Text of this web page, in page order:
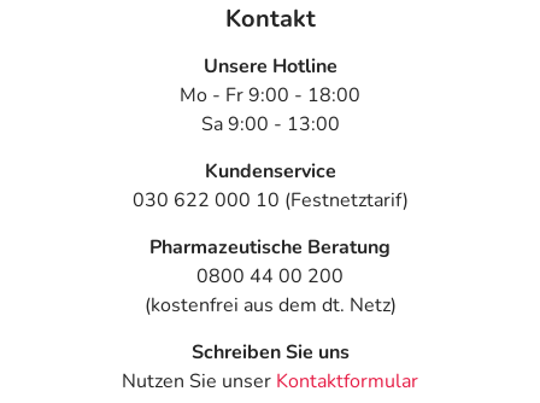
Kontakt
Unsere Hotline
Mo - Fr 9:00 - 18:00
Sa 9:00 - 13:00
Kundenservice
030 622 000 10 (Festnetztarif)
Pharmazeutische Beratung
0800 44 00 200
(kostenfrei aus dem dt. Netz)
Schreiben Sie uns
Nutzen Sie unser Kontaktformular